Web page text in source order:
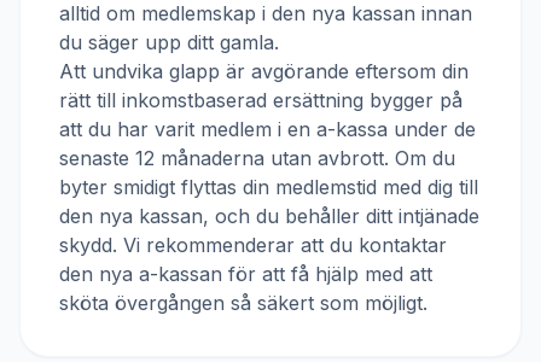
alltid om medlemskap i den nya kassan innan
du säger upp ditt gamla.
Att undvika glapp är avgörande eftersom din
rätt till inkomstbaserad ersättning bygger på
att du har varit medlem i en a-kassa under de
senaste 12 månaderna utan avbrott. Om du
byter smidigt flyttas din medlemstid med dig till
den nya kassan, och du behåller ditt intjänade
skydd. Vi rekommenderar att du kontaktar
den nya a-kassan för att få hjälp med att
sköta övergången så säkert som möjligt.